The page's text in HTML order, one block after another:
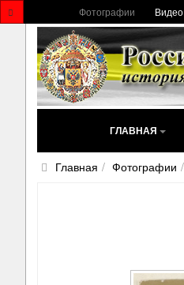
Фотографии Видео
ГЛАВНАЯ
Главная Фотографии